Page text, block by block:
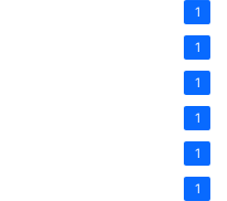
1
1
1
1
1
1